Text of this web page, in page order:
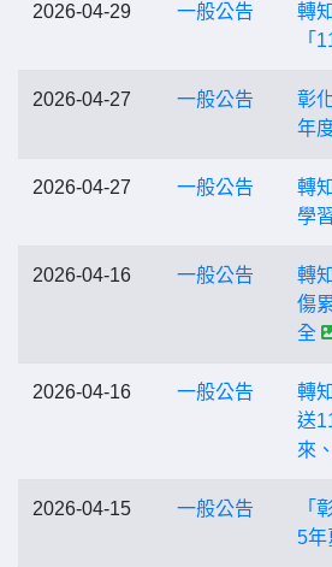
2026-04-29 一般公告
轉
「
2026-04-27 一般公告
彰
年
2026-04-27 一般公告
轉
學
2026-04-16 一般公告
轉
傷
全
2026-04-16 一般公告
轉
送
來
2026-04-15 一般公告
「
5年